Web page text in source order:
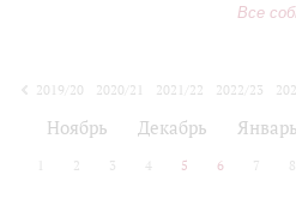
Все
2019/20
2020/21 2021/22 2022/23
Ноябрь Декабрь Январь
2 3 4 5 6 7 8